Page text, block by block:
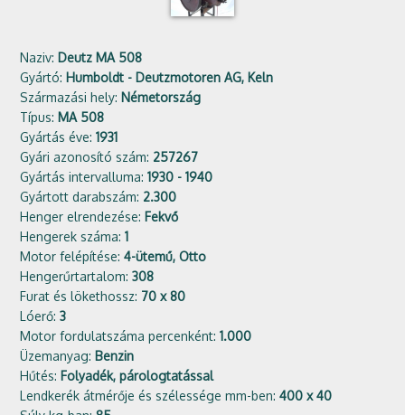
Naziv: Deutz MA 508
Gyártó: Humboldt - Deutzmotoren AG, Keln
Származási hely: Németország
Típus: MA 508
Gyártás éve:1931
Gyári azonosító szám: 257267
Gyártás intervalluma:1930 - 1940
Gyártott darabszám: 2.300
Henger elrendezése: Fekvő
Hengerek száma:1
Motor felépítése:4-ütemű, Otto
Hengerűrtartalom:308
Furat és lökethossz: 70 x 80
Lóerő:3
Motor fordulatszáma percenként:1.000
Üzemanyag: Benzin
Hűtés: Folyadék, párologtatással
Lendkerék átmérője és szélessége mm-ben:400 x 40